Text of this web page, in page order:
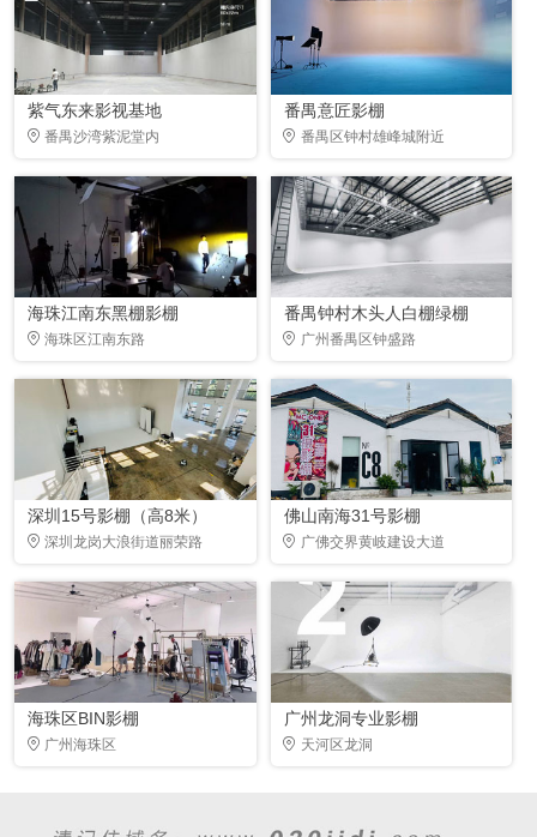
紫气东来影视基地
番禺沙湾紫泥堂内
番禺意匠影棚
番禺区钟村雄峰城附近
海珠江南东黑棚影棚
海珠区江南东路
番禺钟村木头人白棚绿棚
广州番禺区钟盛路
深圳15号影棚（高8米）
深圳龙岗大浪街道丽荣路
佛山南海31号影棚
广佛交界黄岐建设大道
海珠区BIN影棚
广州海珠区
广州龙洞专业影棚
天河区龙洞